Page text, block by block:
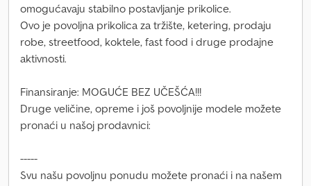
omogućavaju stabilno postavljanje prikolice.
Ovo je povoljna prikolica za tržište, ketering, prodaju
robe, streetfood, koktele, fast food i druge prodajne
aktivnosti.
Finansiranje: MOGUĆE BEZ UČEŠĆA!!!
Druge veličine, opreme i još povoljnije modele možete
pronaći u našoj prodavnici:
-----
Svu našu povoljnu ponudu možete pronaći i na našem